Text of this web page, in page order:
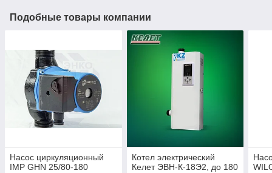
Подобные товары компании
Насос циркуляционный
IMP GHN 25/80-180
Котел электрический
Келет ЭВН-К-18Э2, до 180